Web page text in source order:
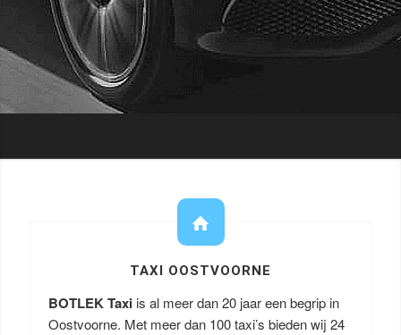
TAXI OOSTVOORNE
BOTLEK Taxi is al meer dan 20 jaar een begrip in
Oostvoorne. Met meer dan 100 taxi’s bieden wij 24